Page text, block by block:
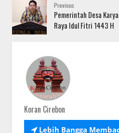
Previous
Pemerintah Desa
Raya Idul Fitri 1443 H
Koran Cirebon
Lebih Bangga